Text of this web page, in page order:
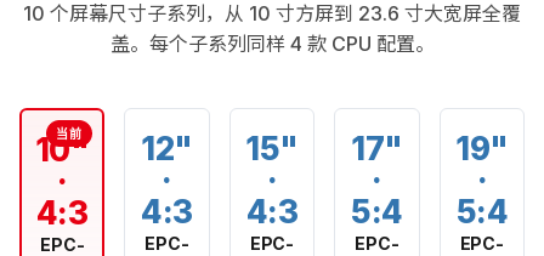
10 个屏幕尺寸子系列，从 10 寸方屏到 23.6 寸大宽屏全覆
盖。每个子系列同样 4 款 CPU 配置。
10"
·
4:3
EPC-
12"
·
4:3
EPC-
15"
·
4:3
EPC-
17"
·
5:4
EPC-
19"
·
5:4
EPC-